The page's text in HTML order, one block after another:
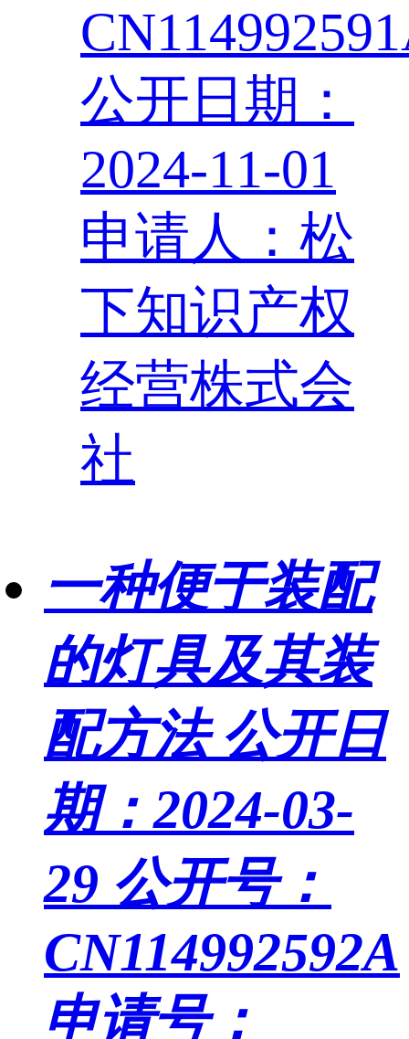
公开日期：
2024-11-01
申请人：松
下知识产权
经营株式会
社
一种便于装配
的灯具及其装
配方法 公开日
期：2024-03-
29 公开号：
CN114992592A
申请号：